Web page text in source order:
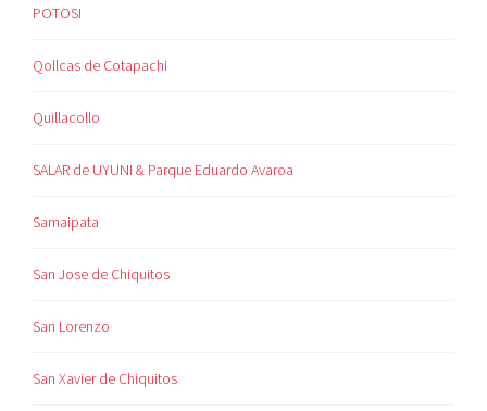
POTOSI
Qollcas de Cotapachi
Quillacollo
SALAR de UYUNI & Parque Eduardo Avaroa
Samaipata
San Jose de Chiquitos
San Lorenzo
San Xavier de Chiquitos